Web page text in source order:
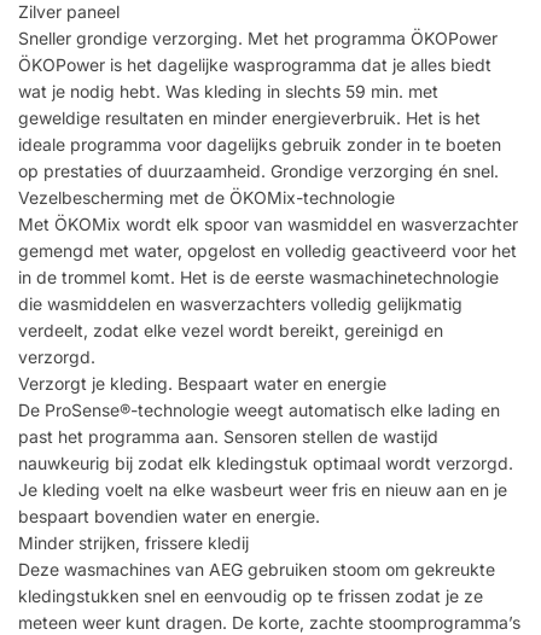
Zilver paneel
Sneller grondige verzorging. Met het programma ÖKOPower
ÖKOPower is het dagelijke wasprogramma dat je alles biedt
wat je nodig hebt. Was kleding in slechts 59 min. met
geweldige resultaten en minder energieverbruik. Het is het
ideale programma voor dagelijks gebruik zonder in te boeten
op prestaties of duurzaamheid. Grondige verzorging én snel.
Vezelbescherming met de ÖKOMix-technologie
Met ÖKOMix wordt elk spoor van wasmiddel en wasverzachter
gemengd met water, opgelost en volledig geactiveerd voor het
in de trommel komt. Het is de eerste wasmachinetechnologie
die wasmiddelen en wasverzachters volledig gelijkmatig
verdeelt, zodat elke vezel wordt bereikt, gereinigd en
verzorgd.
Verzorgt je kleding. Bespaart water en energie
De ProSense®-technologie weegt automatisch elke lading en
past het programma aan. Sensoren stellen de wastijd
nauwkeurig bij zodat elk kledingstuk optimaal wordt verzorgd.
Je kleding voelt na elke wasbeurt weer fris en nieuw aan en je
bespaart bovendien water en energie.
Minder strijken, frissere kledij
Deze wasmachines van AEG gebruiken stoom om gekreukte
kledingstukken snel en eenvoudig op te frissen zodat je ze
meteen weer kunt dragen. De korte, zachte stoomprogramma’s